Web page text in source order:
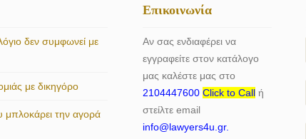
δεν συμφωνεί με
με δικηγόρο
την αγορά
Επικοινωνία
Αν σας ενδιαφέρει να
εγγραφείτε στον κατάλογο
μας καλέστε μας στο
2104447600 Click to Callή
στείλτε email
info@lawyers4u.gr.